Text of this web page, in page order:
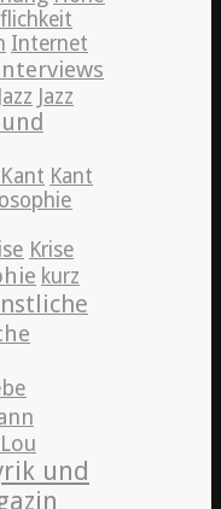
Internet
Jazz Jazz
und
Kant Kant
Krise
kurz
Lou
und